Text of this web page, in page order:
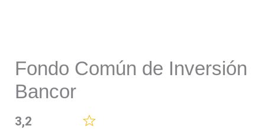
Fondo Común de Inversión
Bancor
3,2